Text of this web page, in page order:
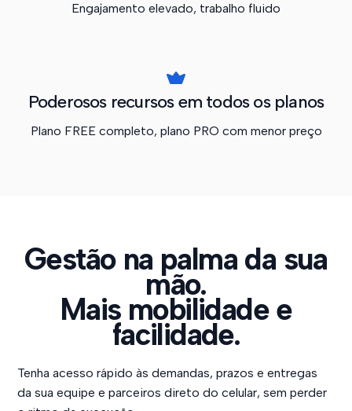
Engajamento elevado, trabalho fluido
Poderosos recursos em todos os planos
Plano FREE completo, plano PRO com menor preço
Gestão na palma da sua
mão.
Mais mobilidade e
facilidade.
Tenha acesso rápido às demandas, prazos e entregas
da sua equipe e parceiros direto do celular, sem perder